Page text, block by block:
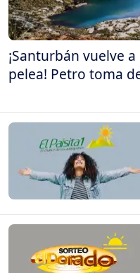
¡Santurbán vuelve
pelea! Petro toma